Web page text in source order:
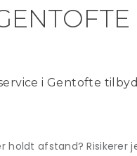
i Gentofte
holdt afstand? Risikerer